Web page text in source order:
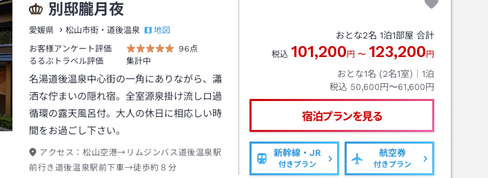
別邸朧月夜
愛媛県 松山市街・道後温泉
地図
お客様アンケート評価
96点
るるぶトラベル評価
集計中
名湯道後温泉中心街の一角にありながら、瀟
洒な佇まいの隠れ宿。全室源泉掛け流しロ過
循環の露天風呂付。大人の休日に相応しい時
間をお過ごし下さい。
アクセス： 松山空港→リムジンバス道後温泉駅
前行き道後温泉駅前下車→徒歩約８分
おとな2名 1泊1部屋 合計
税込 101,200 円 〜 123,200 円
おとな1名 (2名1室)｜ 1泊
税込 50,600円〜61,600円
宿泊プランを見る
新幹線・JR
付きプラン
航空券
付きプラン